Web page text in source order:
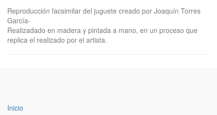
Reproducción facsimilar del juguete creado por Joaquín Torres
García-
Realizadado en madera y pintada a mano, en un proceso que
replica el realizado por el artista.
Inicio